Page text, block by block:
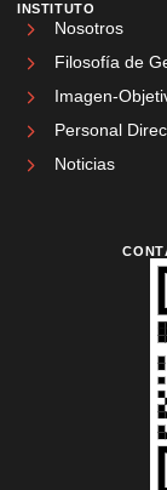
INSTITUTO
Nosotros
Filosofía de
Imagen-
Personal
Noticias